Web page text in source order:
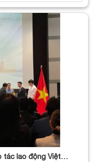
tác lao động Việt…